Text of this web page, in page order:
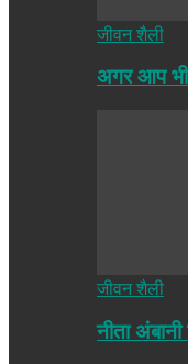
जीवन शैली
अगर आप
जीवन शैली
नीता